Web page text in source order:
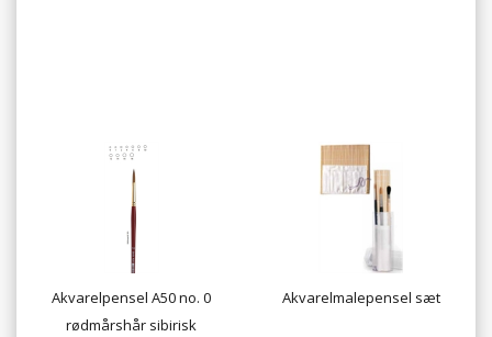
Akvarelpensel A50 no. 0
rødmårshår sibirisk
Akvarelmalepensel sæt